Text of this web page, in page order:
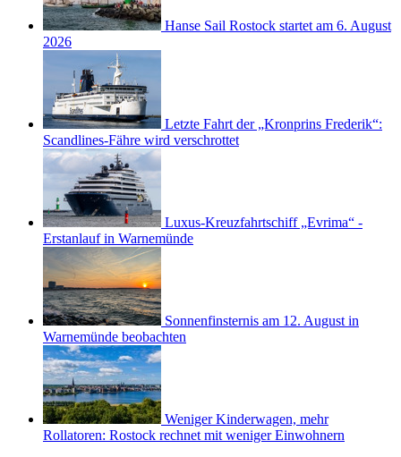
Hanse Sail Rostock startet am 6. August
2026
Letzte Fahrt der „Kronprins Frederik“:
Scandlines-Fähre wird verschrottet
Luxus-Kreuzfahrtschiff „Evrima“ -
Erstanlauf in Warnemünde
Sonnenfinsternis am 12. August in
Warnemünde beobachten
Weniger Kinderwagen, mehr
Rollatoren: Rostock rechnet mit weniger Einwohnern